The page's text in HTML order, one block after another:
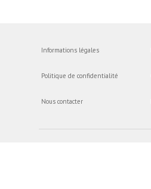
Informations légales
Politique de confidentialité
Nous contacter